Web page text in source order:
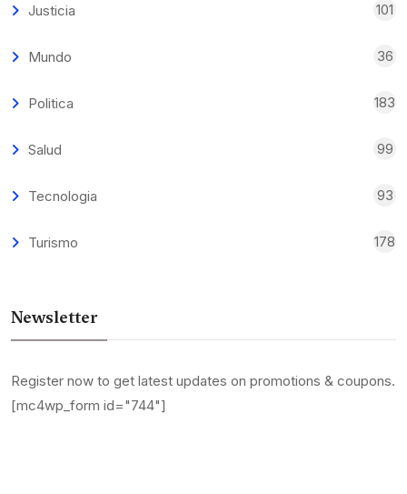
Justicia 101
Mundo 36
Politica 183
Salud 99
Tecnologia 93
Turismo 178
Newsletter
Register now to get latest updates on promotions & coupons.
[mc4wp_form id="744"]